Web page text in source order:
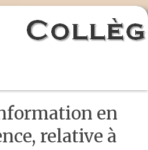
en
relative à